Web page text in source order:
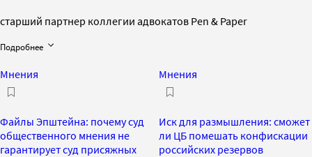
старший партнер коллегии адвокатов Pen & Paper
Подробнее
Мнения
Файлы Эпштейна: почему суд
общественного мнения не
гарантирует суд присяжных
Мнения
Иск для размышления: сможет
ли ЦБ помешать конфискации
российских резервов